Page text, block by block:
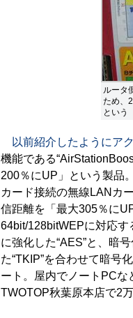
ルータ
ため、
という
以前紹介したようにア
機能である
200％にUP」という製品
カード接続の無線LANカ
信距離を「最大305％に
64bit/128bitWEPに対応す
に強化した“AES”と、暗
た“TKIP”を合わせて暗号
ート。屋内でノートPCな
TWOTOP秋葉原本店で2